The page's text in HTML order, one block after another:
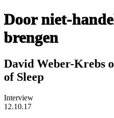
Door niet-
brengen
David Weber-Krebs
of Sleep
Interview
12.10.17